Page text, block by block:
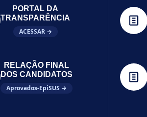
PORTAL DA
TRANSPARÊNCIA
ACESSAR →
RELAÇÃO FINAL
DOS CANDIDATOS
Aprovados-EpiSUS →